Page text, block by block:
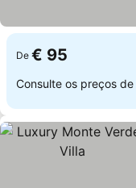
De € 95
Consulte os preços de